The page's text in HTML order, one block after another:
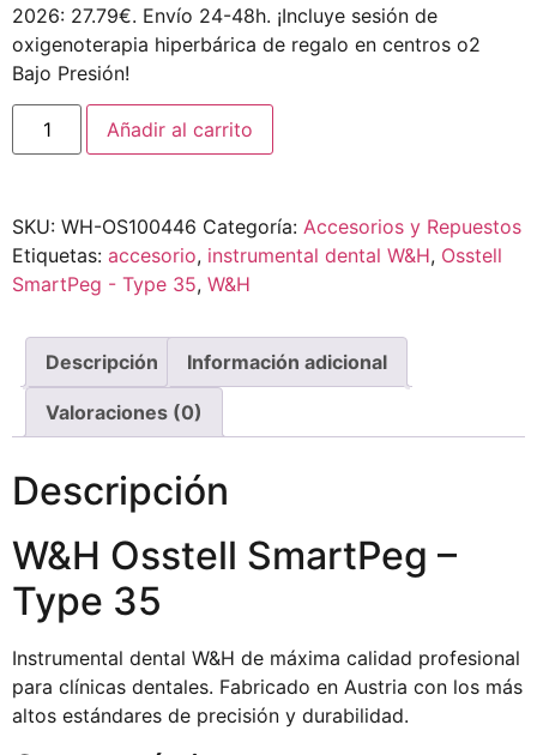
2026: 27.79€. Envío 24-48h. ¡Incluye sesión de
oxigenoterapia hiperbárica de regalo en centros o2
Bajo Presión!
Añadir al carrito
SKU: WH-OS100446 Categoría: Accesorios y Repuestos
Etiquetas: accesorio, instrumental dental W&H, Osstell
SmartPeg - Type 35, W&H
Descripción Información adicional
Valoraciones (0)
Descripción
W&H Osstell SmartPeg –
Type 35
Instrumental dental W&H de máxima calidad profesional
para clínicas dentales. Fabricado en Austria con los más
altos estándares de precisión y durabilidad.